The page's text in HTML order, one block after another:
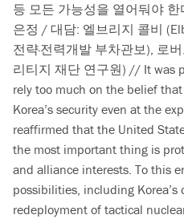
등 모든 가능성을 열어둬야
은정 / 대담: 엘브리지 콜비
전략·전력개발 부차관보), 로
리티지 재단 연구원) // It was
rely too much on the belief
Korea’s security even at the
reaffirmed that the United
the most important thing is
and alliance interests. To this
possibilities, including
redeployment of tactical